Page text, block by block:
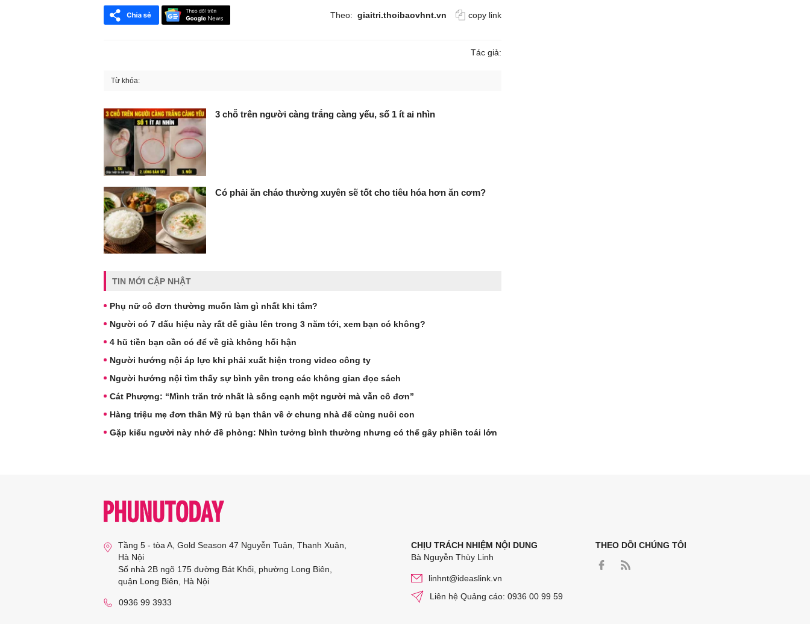
Theo: giaitri.thoibaovhnt.vn copy link
Tác giả:
Từ khóa:
3 chỗ trên người càng trắng càng yếu, số 1 ít ai nhìn
Có phải ăn cháo thường xuyên sẽ tốt cho tiêu hóa hơn ăn cơm?
TIN MỚI CẬP NHẬT
Phụ nữ cô đơn thường muốn làm gì nhất khi tắm?
Người có 7 dấu hiệu này rất dễ giàu lên trong 3 năm tới, xem bạn có không?
4 hũ tiền bạn cần có để về già không hối hận
Người hướng nội áp lực khi phải xuất hiện trong video công ty
Người hướng nội tìm thấy sự bình yên trong các không gian đọc sách
Cát Phượng: “Mình trăn trở nhất là sống cạnh một người mà vẫn cô đơn”
Hàng triệu mẹ đơn thân Mỹ rủ bạn thân về ở chung nhà để cùng nuôi con
Gặp kiểu người này nhớ đề phòng: Nhìn tưởng bình thường nhưng có thể gây phiền toái lớn
Tầng 5 - tòa A, Gold Season 47 Nguyễn Tuân, Thanh Xuân,
Hà Nội
Số nhà 2B ngõ 175 đường Bát Khối, phường Long Biên,
quận Long Biên, Hà Nội
0936 99 3933
CHỊU TRÁCH NHIỆM NỘI DUNG
Bà Nguyễn Thùy Linh
linhnt@ideaslink.vn
Liên hệ Quảng cáo: 0936 00 99 59
THEO DÕI CHÚNG TÔI